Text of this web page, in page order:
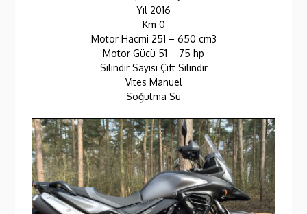
Yıl 2016
Km 0
Motor Hacmi 251 – 650 cm3
Motor Gücü 51 – 75 hp
Silindir Sayısı Çift Silindir
Vites Manuel
Soğutma Su